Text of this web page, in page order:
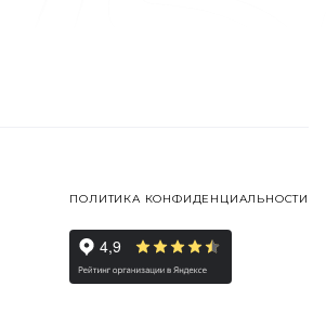
ПОЛИТИКА КОНФИДЕНЦИАЛЬНОСТИ